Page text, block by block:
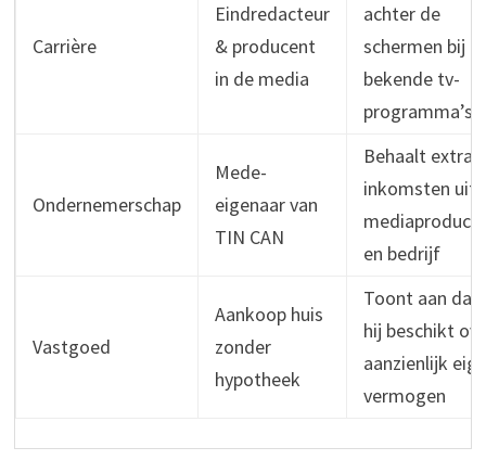
Carrière
Eindredacteur
& producent
in de media
achter de
schermen bij
bekende tv-
programma’s
Ondernemerschap
Mede-
eigenaar van
TIN CAN
Behaalt extra
inkomsten uit
en bedrijf
Vastgoed
Aankoop huis
zonder
hypotheek
Toont aan dat
hij beschikt
aanzienlijk
vermogen